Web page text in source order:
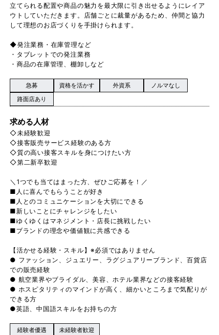
立てられる配置や商品の魅力を最大限に引き出せるようにレイア
ウトしていただきます。店舗ごとに裁量があるため、仲間と協力
して理想のお店づくりを手掛けられます。
◆発注業務・在庫管理など
・タブレットでの発注業務
・商品の在庫管理、棚卸しなど
急募 資格を活かす 外資系
ノルマなし
路面店あり
求める人材
◇未経験歓迎
◇接客販売サービス経験のある方
◇質の高い接客スキルを身につけたい方
◇第二新卒歓迎
＼1つでも当てはまった方、ぜひご応募を！／
■人に喜んでもらうことが好き
■人とのコミュニケーションを大切にできる
■新しいことにチャレンジをしたい
■ゆくゆくはマネジメント・店長に挑戦したい
■ブランドの理念や価値観に共感できる
【活かせる経験・スキル】※必須ではありません
● ファッション、ジュエリー、ラグジュアリーブランド、百貨店
での販売経験
● 航空業界やブライダル、美容、ホテル業界などの接客経験
● ホスピタリティのマインドが高く、細かいところまで気配りが
できる方
●英語、中国語スキルをお持ちの方
経験者優遇 未経験者歓迎